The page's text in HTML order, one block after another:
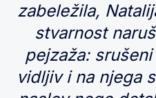
zabeležila,
stvarnost
pejzaža:
vidljiv i na njega